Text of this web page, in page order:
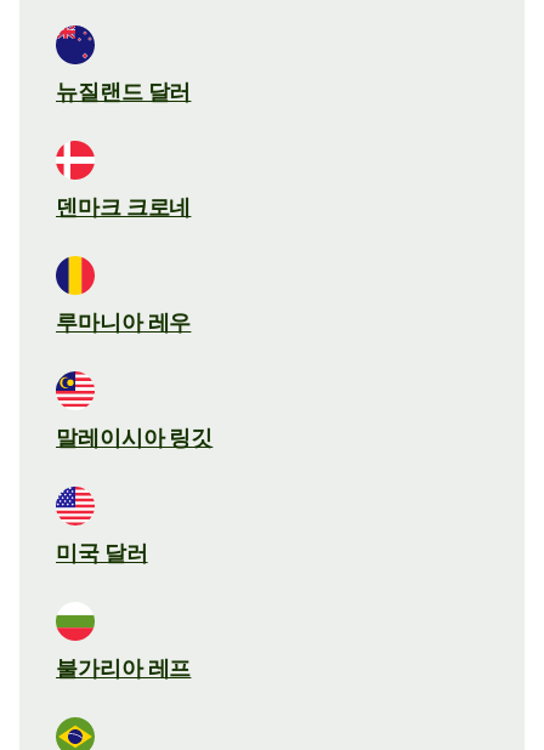
뉴질랜드 달러
덴마크 크로네
루마니아 레우
말레이시아 링깃
미국 달러
불가리아 레프